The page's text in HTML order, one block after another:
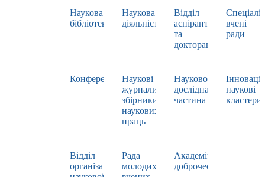
Наукова
бібліотека
Наукова
діяльність
Відділ
аспірантури
та
докторантури
вчені
ради
Конференції
Наукові
журнали,
збірники
наукових
праць
Науково-
дослідна
частина
наукові
кластери
Відділ
організації
Рада
молодих
Академічна
доброчесність